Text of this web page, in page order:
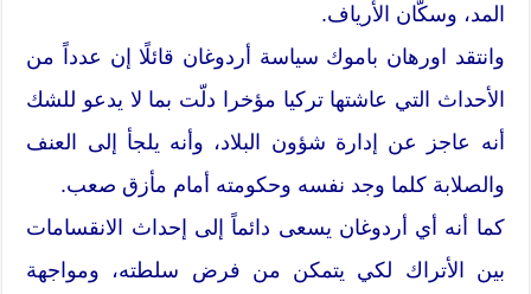
المد، وسكّان الأرياف.
وانتقد اورهان باموك سياسة أردوغان قائلًا إن عدداً من
الأحداث التي عاشتها تركيا مؤخرا دلّت بما لا يدعو للشك
أنه عاجز عن إدارة شؤون البلاد، وأنه يلجأ إلى العنف
والصلابة كلما وجد نفسه وحكومته أمام مأزق صعب.
كما أنه أي أردوغان يسعى دائماً إلى إحداث الانقسامات
بين الأتراك لكي يتمكن من فرض سلطته، ومواجهة